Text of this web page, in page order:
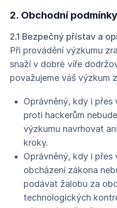
2. Obchodní podmínky
2.1 Bezpečný přístav a
Při provádění výzkumu
snaží v dobré víře
považujeme váš výzkum
Oprávněný, kdy i
proti hackerům
výzkumu navrhovat
kroky.
Oprávněný, kdy i přes
obcházení zákona
podávat žalobu za
technologických